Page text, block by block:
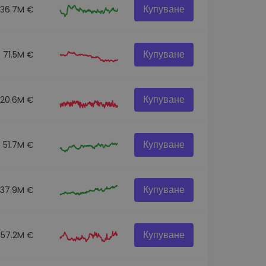
€ Купуване
71.5M € Купуване
€ Купуване
51.7M € Купуване
€ Купуване
57.2M € Купуване